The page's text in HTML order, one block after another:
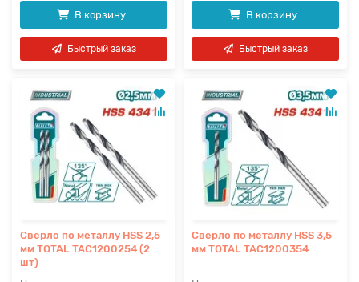
В корзину
Быстрый заказ
В корзину
Быстрый заказ
Сверло по металлу HSS 2,5
мм TOTAL TAC1200254 (2
шт)
Сверло по металлу HSS 3,5
мм TOTAL TAC1200354